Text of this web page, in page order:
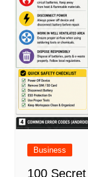
Business
100